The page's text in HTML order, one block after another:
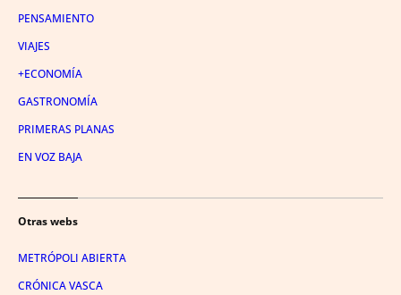
PENSAMIENTO
VIAJES
+ECONOMÍA
GASTRONOMÍA
PRIMERAS PLANAS
EN VOZ BAJA
Otras webs
METRÓPOLI ABIERTA
CRÓNICA VASCA